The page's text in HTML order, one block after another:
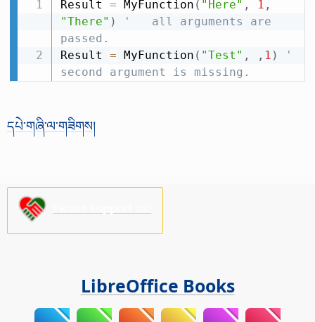
Result = MyFunction ( "Here" , 1 ,
"There" )
'   all arguments are
passed.
Result = MyFunction ( "Test" , , 1 )
'
second argument is missing.
དཔེ་གཞི་ལ་གཟིགས།
LibreOffice Books